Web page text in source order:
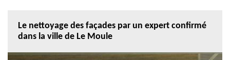
Le nettoyage des façades par un expert confirmé
dans la ville de Le Moule